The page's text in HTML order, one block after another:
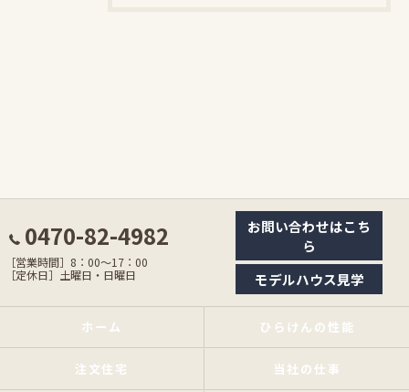
0470-82-4982
［営業時間］8：00〜17：00
［定休日］土曜日・日曜日
お問い合わせはこち
ら
モデルハウス見学
ホーム ひらけんの性能
注文住宅 当社の仕事